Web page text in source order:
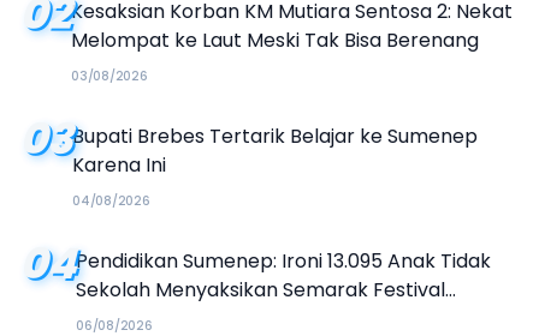
02Kesaksian Korban KM Mutiara Sentosa 2: Nekat
Melompat ke Laut Meski Tak Bisa Berenang
03/08/2026
03Bupati Brebes Tertarik Belajar ke Sumenep
Karena Ini
04/08/2026
04Pendidikan Sumenep: Ironi 13.095 Anak Tidak
Sekolah Menyaksikan Semarak Festival
Kalender Event 2026
06/08/2026